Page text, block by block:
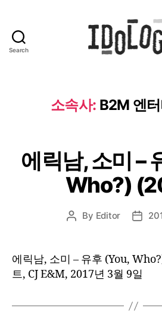
Search
소속사: B2M 엔
에릭남, 소미 –
Who?)
Post
By Editor
Post
에릭남, 소미 – 유후 (You,
트, CJ E&M, 2017년 3월 9일